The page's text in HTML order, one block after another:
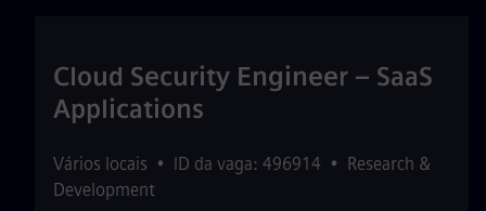
Cloud Security Engineer – SaaS
Applications
Vários locais • ID da vaga: 496914 • Research &
Development